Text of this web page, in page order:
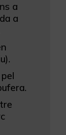
a
a